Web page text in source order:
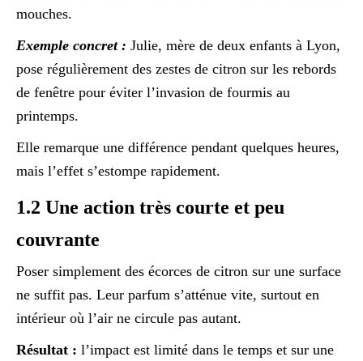
mouches.
Exemple concret : Julie, mère de deux enfants à Lyon,
pose régulièrement des zestes de citron sur les rebords
de fenêtre pour éviter l’invasion de fourmis au
printemps.
Elle remarque une différence pendant quelques heures,
mais l’effet s’estompe rapidement.
1.2 Une action très courte et peu
couvrante
Poser simplement des écorces de citron sur une surface
ne suffit pas. Leur parfum s’atténue vite, surtout en
intérieur où l’air ne circule pas autant.
Résultat : l’impact est limité dans le temps et sur une